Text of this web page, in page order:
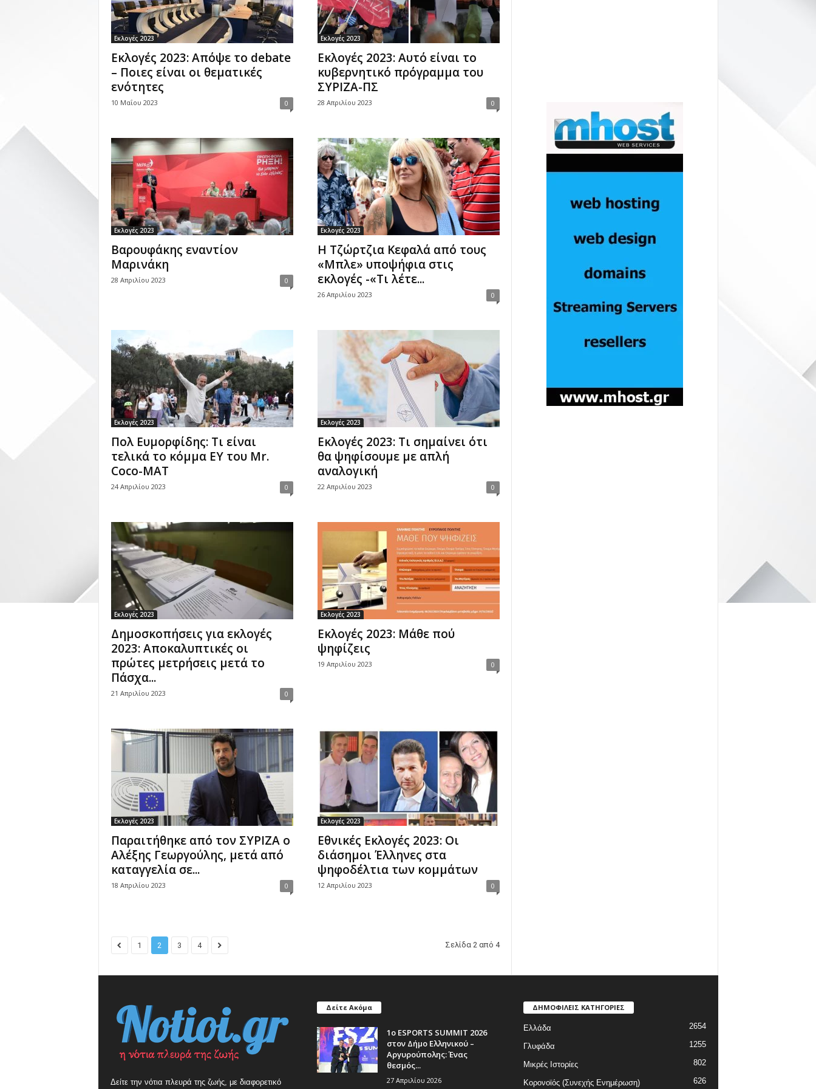
Εκλογές 2023
Εκλογές 2023: Απόψε το debate
– Ποιες είναι οι θεματικές
ενότητες
10 Μαΐου 2023 0
Εκλογές 2023
Εκλογές 2023: Αυτό είναι το
κυβερνητικό πρόγραμμα του
ΣΥΡΙΖΑ-ΠΣ
28 Απριλίου 2023 0
Εκλογές 2023
Βαρουφάκης εναντίον
Μαρινάκη
28 Απριλίου 2023 0
Εκλογές 2023
Η Τζώρτζια Κεφαλά από τους
«Μπλε» υποψήφια στις
εκλογές -«Τι λέτε...
26 Απριλίου 2023 0
Εκλογές 2023
Πολ Ευμορφίδης: Τι είναι
τελικά το κόμμα ΕΥ του Mr.
Coco-MAT
24 Απριλίου 2023 0
Εκλογές 2023
Εκλογές 2023: Τι σημαίνει ότι
θα ψηφίσουμε με απλή
αναλογική
22 Απριλίου 2023 0
Εκλογές 2023
Δημοσκοπήσεις για εκλογές
2023: Αποκαλυπτικές οι
πρώτες μετρήσεις μετά το
Πάσχα...
21 Απριλίου 2023 0
Εκλογές 2023
Εκλογές 2023: Μάθε πού
ψηφίζεις
19 Απριλίου 2023 0
Εκλογές 2023
Παραιτήθηκε από τον ΣΥΡΙΖΑ ο
Αλέξης Γεωργούλης, μετά από
καταγγελία σε...
18 Απριλίου 2023 0
Εκλογές 2023
Εθνικές Εκλογές 2023: Οι
διάσημοι Έλληνες στα
ψηφοδέλτια των κομμάτων
12 Απριλίου 2023 0
1 2 3 4 Σελίδα 2 από 4
Δείτε την νότια πλευρά της ζωής, με διαφορετικό
Δείτε Ακόμα
1ο ESPORTS SUMMIT 2026
στον Δήμο Ελληνικού –
Αργυρούπολης: Ένας
θεσμός...
27 Απριλίου 2026
ΔΗΜΟΦΙΛΕΙΣ ΚΑΤΗΓΟΡΙΕΣ
Ελλάδα 2654
Γλυφάδα 1255
Μικρές Ιστορίες 802
Κορονοϊός (Συνεχής Ενημέρωση) 626